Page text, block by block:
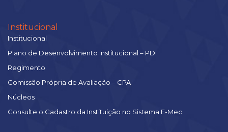
Institucional
Institucional
Plano de Desenvolvimento Institucional – PDI
Regimento
Comissão Própria de Avaliação – CPA
Núcleos
Consulte o Cadastro da Instituição no Sistema E-Mec